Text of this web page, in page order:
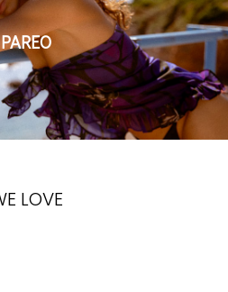
PAREO
LOVE